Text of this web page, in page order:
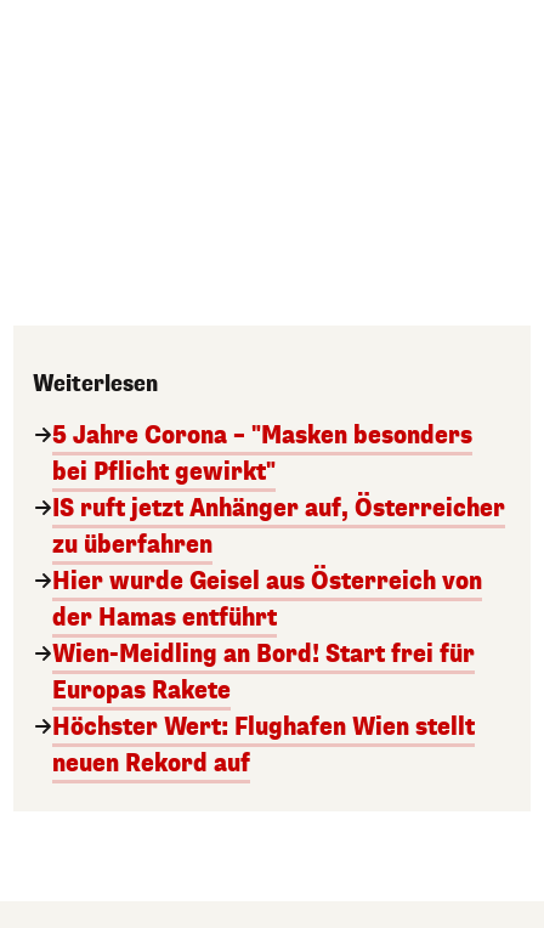
Weiterlesen
5 Jahre Corona – "Masken besonders
bei Pflicht gewirkt"
IS ruft jetzt Anhänger auf, Österreicher
zu überfahren
Hier wurde Geisel aus Österreich von
der Hamas entführt
Wien-Meidling an Bord! Start frei für
Europas Rakete
Höchster Wert: Flughafen Wien stellt
neuen Rekord auf